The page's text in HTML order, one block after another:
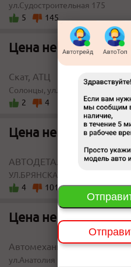
ул.Судостроительная 175
5
145
Цена не указана
Скат, АТЦ
Солонцы, ул.Новая 1а
2
4
Цена не указана
АВТОДЕТАЛЬ
УЛ.БРЯНСКАЯ 143
4
101
Цена не указана
Автомеханик
ул.Анатолия Гладкова 22/5